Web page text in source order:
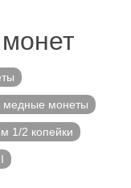
медные монеты
1/2 копейки